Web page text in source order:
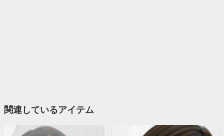
関連しているアイテム